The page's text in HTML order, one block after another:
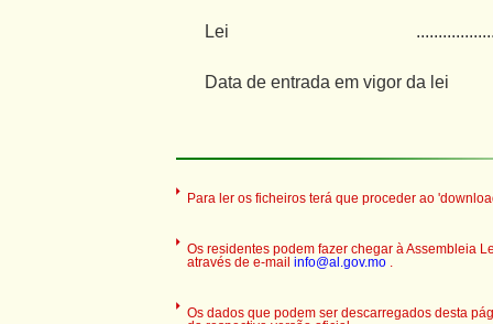
Lei
Data de entrada em vigor da lei
Para ler os ficheiros terá que proceder ao
Os residentes podem fazer chegar à Assembleia
através de e-mail info@al.gov.mo .
Os dados que podem ser descarregados desta